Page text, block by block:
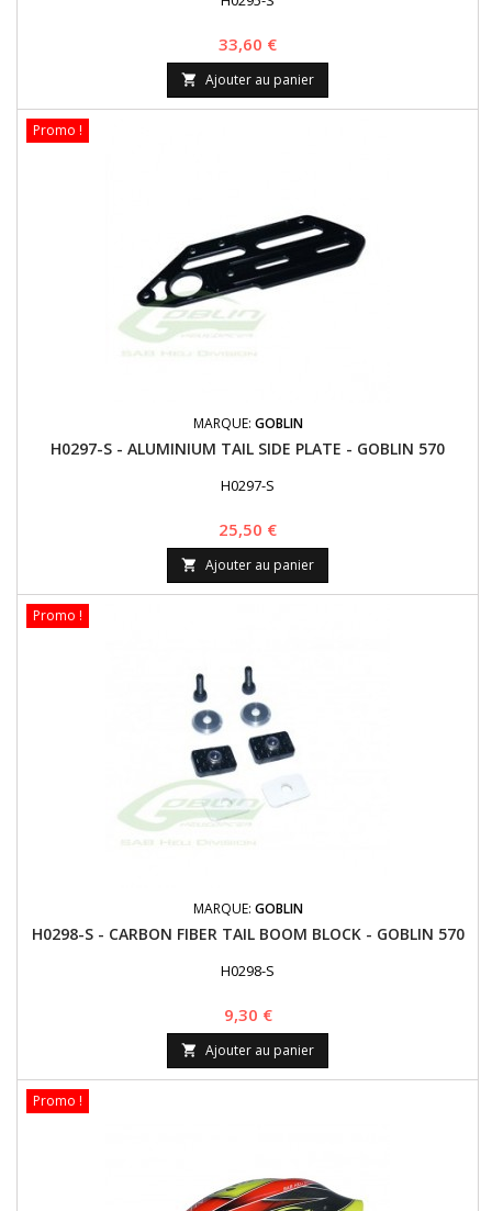
Prix
33,60 €
 Ajouter au panier
Promo !
MARQUE: GOBLIN
H0297-S - ALUMINIUM TAIL SIDE PLATE - GOBLIN 570
H0297-S
Prix
25,50 €
 Ajouter au panier
Promo !
MARQUE: GOBLIN
H0298-S - CARBON FIBER TAIL BOOM BLOCK - GOBLIN 570
H0298-S
Prix
9,30 €
 Ajouter au panier
Promo !